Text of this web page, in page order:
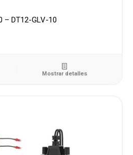
– DT12-GLV-10
Mostrar detalles